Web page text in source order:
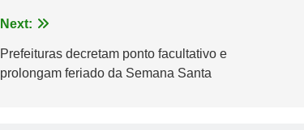
Next:
Prefeituras decretam ponto facultativo e
prolongam feriado da Semana Santa